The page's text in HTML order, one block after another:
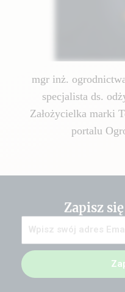
mgr inż.
specjalista ds.
Założycielka marki
portalu
Zapisz